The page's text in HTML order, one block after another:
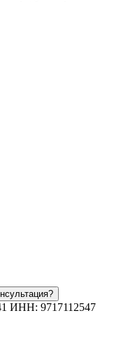
ИНН: 9717112547